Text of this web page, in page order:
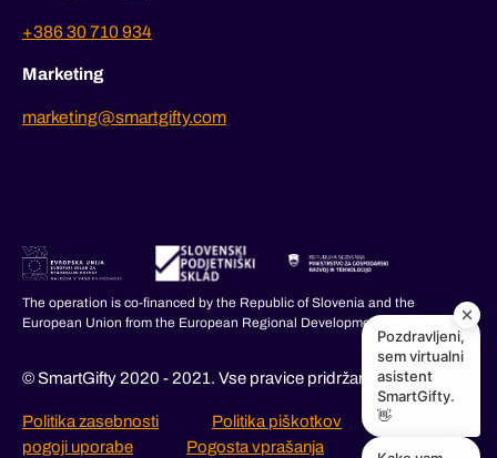
+386 30 710 934
Marketing
marketing@smartgifty.com
The operation is co-financed by the Republic of Slovenia and the
European Union from the European Regional Development Fund.
© SmartGifty 2020 - 2021. Vse pravice pridržane.
Politika zasebnosti Politika piškotkov
pogoji uporabe
Pogosta vprašanja
Pozdravljeni,
sem virtualni
asistent
SmartGifty.
👋